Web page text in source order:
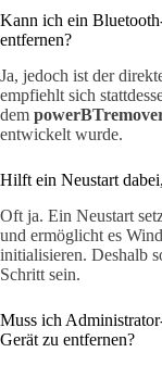
Kann ich ein
entfernen?
Ja, jedoch ist der
empfiehlt sich
dem
entwickelt wurde.
Hilft ein Neustart
Oft ja. Ein Neustart
und ermöglicht es
initialisieren. Deshalb
Schritt sein.
Muss ich
Gerät zu entfernen?